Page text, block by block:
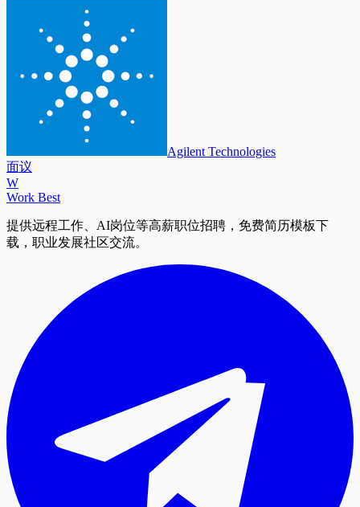
Agilent Technologies
面议
W
Work Best
提供远程工作、AI岗位等高薪职位招聘，免费简历模板下
载，职业发展社区交流。